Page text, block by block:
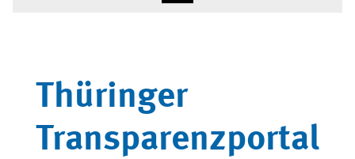
Thüringer
Transparenzportal